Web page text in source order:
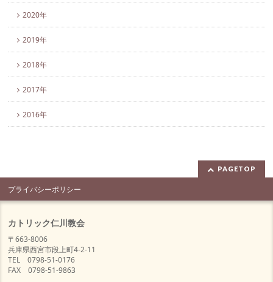
2020年
2019年
2018年
2017年
2016年
PAGETOP
プライバシーポリシー
カトリック仁川教会
〒663-8006
兵庫県西宮市段上町4-2-11
TEL 0798-51-0176
FAX 0798-51-9863